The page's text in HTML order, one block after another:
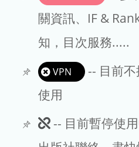
文章處
關資訊、IF &
知，目次服務.....
VPN
-- 目前
使用
此
-- 目前暫停使